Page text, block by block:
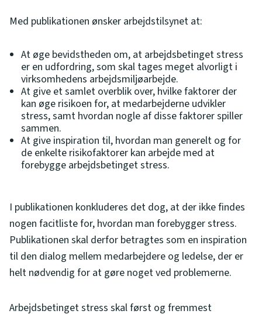
Med publikationen ønsker arbejdstilsynet at:
At øge bevidstheden om, at arbejdsbetinget stress
er en udfordring, som skal tages meget alvorligt i
virksomhedens arbejdsmiljøarbejde.
At give et samlet overblik over, hvilke faktorer der
kan øge risikoen for, at medarbejderne udvikler
stress, samt hvordan nogle af disse faktorer spiller
sammen.
At give inspiration til, hvordan man generelt og for
de enkelte risikofaktorer kan arbejde med at
forebygge arbejdsbetinget stress.
I publikationen konkluderes det dog, at der ikke findes
nogen facitliste for, hvordan man forebygger stress.
Publikationen skal derfor betragtes som en inspiration
til den dialog mellem medarbejdere og ledelse, der er
helt nødvendig for at gøre noget ved problemerne.
Arbejdsbetinget stress skal først og fremmest